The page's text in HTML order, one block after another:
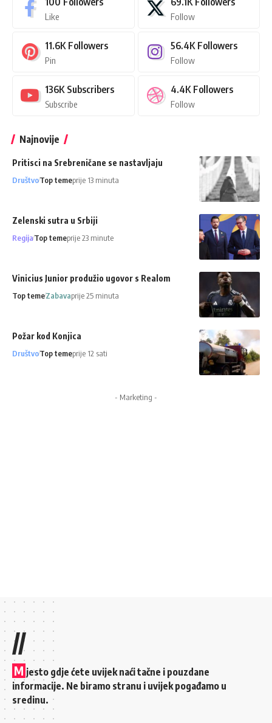
Like Follow
11.6K Followers
Pin
56.4K Followers
Follow
136K Subscribers
Subscribe
4.4K Followers
Follow
Najnovije
Pritisci na Srebreničane se nastavljaju
DruštvoTop temeprije 13 minuta
Zelenski sutra u Srbiji
RegijaTop temeprije 23 minute
Vinicius Junior produžio ugovor s Realom
Top temeZabavaprije 25 minuta
Požar kod Konjica
DruštvoTop temeprije 12 sati
- Marketing -
//
M jesto gdje ćete uvijek naći tačne i pouzdane
informacije. Ne biramo stranu i uvijek pogađamo u
sredinu.